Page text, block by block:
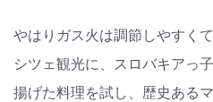
やはりガス火は調節しやすく
シツェ観光に、スロバキアっ
揚げた料理を試し、歴史ある